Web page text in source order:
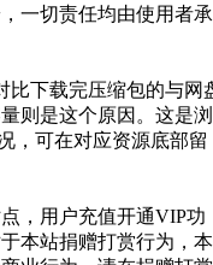
一切责任均由使用者承
比下载完压缩包的与网
则是这个原因。这是浏
，可在对应资源底部留
，用户充值开通VIP功
本站捐赠打赏行为，本